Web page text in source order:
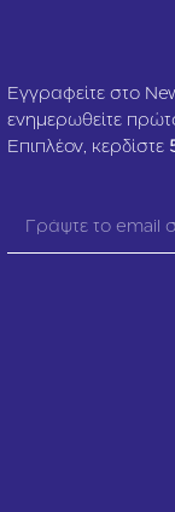
Εγγραφείτε στο
ενημερωθείτε
Επιπλέον, κερδίστε